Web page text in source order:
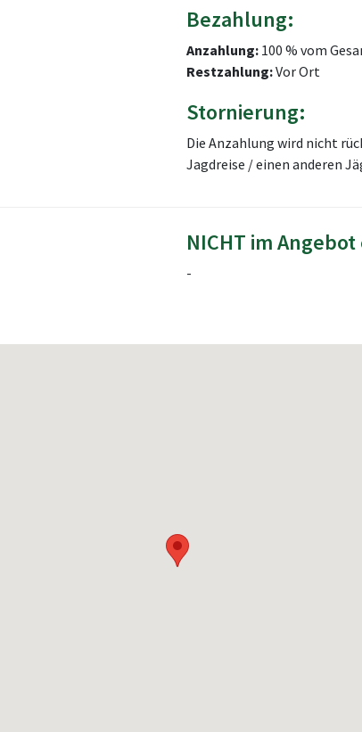
Bezahlung:
Anzahlung: 100 % vom
Restzahlung:Vor Ort
Stornierung:
Die Anzahlung wird nicht
Jagdreise / einen anderen
NICHT im
-